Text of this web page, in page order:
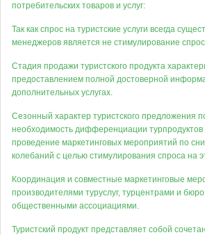
потребительских товаров и услуг:
Так как спрос на туристские услуги всегда
менеджеров является не стимулирование
Стадия продажи туристского продукта
предоставлением полной достоверной
дополнительных услугах.
Сезонный характер туристского предложения
необходимость дифференциации турпродуктов
проведение маркетинговых мероприятий по
колебаний с целью стимулирования спроса на
Координация и совместные маркетинговые
производителями туруслуг, турцентрами и
общественными ассоциациями.
Туристский продукт представляет собой